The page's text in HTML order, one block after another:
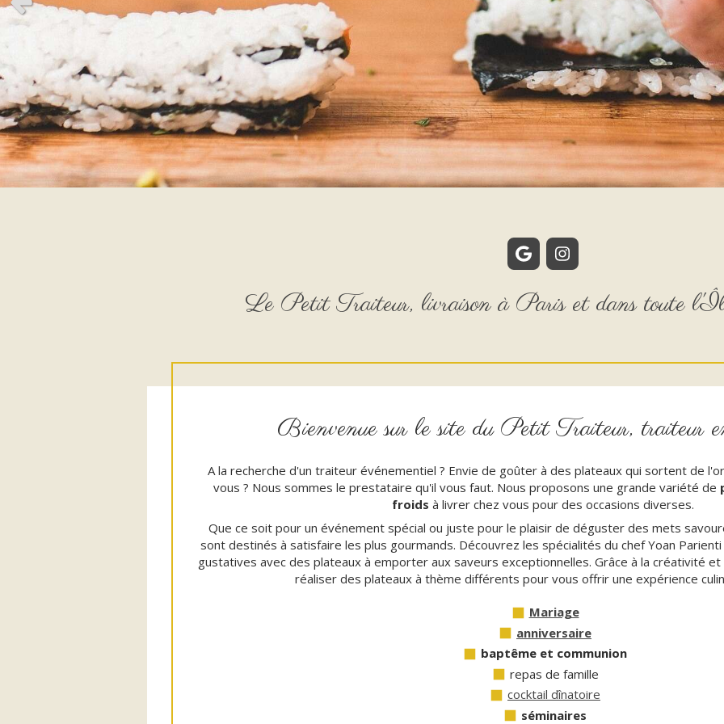
Slide précédent
Le Petit Traiteur, livraison à Paris et dans toute
Bienvenue sur le site du Petit Traiteur, traiteur
A la recherche d'un traiteur événementiel ? Envie de goûter à des plateaux qui sortent de
vous ? Nous sommes le prestataire qu'il vous faut. Nous proposons une grande variété de
froids à livrer chez vous pour des occasions diverses.
Que ce soit pour un événement spécial ou juste pour le plaisir de déguster des mets
sont destinés à satisfaire les plus gourmands. Découvrez les spécialités du chef Yoan
gustatives avec des plateaux à emporter aux saveurs exceptionnelles. Grâce à la créativité
réaliser des plateaux à thème différents pour vous offrir une expérience
Mariage
anniversaire
baptême et communion
repas de famille
cocktail dînatoire
séminaires